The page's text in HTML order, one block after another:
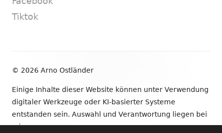
Tiktok
© 2026 Arno Ostländer
Einige Inhalte dieser Website können unter Verwendung
digitaler Werkzeuge oder KI-basierter Systeme
entstanden sein. Auswahl und Verantwortung liegen bei
mir.